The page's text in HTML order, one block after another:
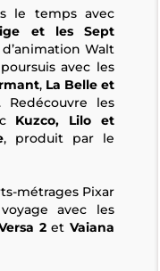
le temps avec
et les Sept
Walt
avec les
, La Belle et
Redécouvre les
Kuzco, Lilo et
, produit par le
métrages Pixar
avec les
2et Vaiana